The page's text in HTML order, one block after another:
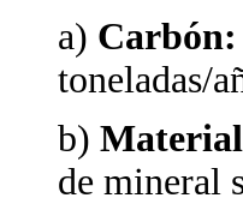
a) Carbón:
toneladas/
b)
de mineral